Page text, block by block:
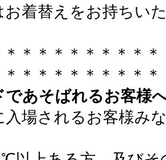
お着替えをお持ちい
＊＊＊＊＊＊＊＊＊
＊＊＊＊＊＊＊＊＊
であそばれるお客様
入場されるお客様み